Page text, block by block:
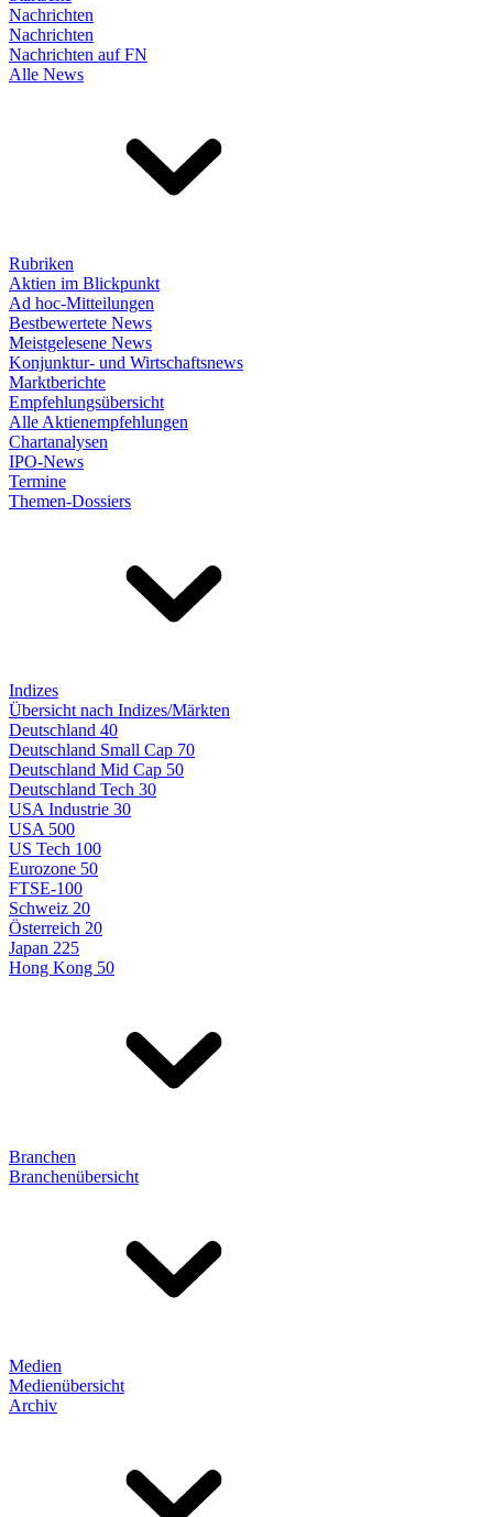
Nachrichten
Nachrichten
Nachrichten auf FN
Alle News
Rubriken
Aktien im Blickpunkt
Ad hoc-Mitteilungen
Bestbewertete News
Meistgelesene News
Konjunktur- und Wirtschaftsnews
Marktberichte
Empfehlungsübersicht
Alle Aktienempfehlungen
Chartanalysen
IPO-News
Termine
Themen-Dossiers
Indizes
Übersicht nach Indizes/Märkten
Deutschland 40
Deutschland Small Cap 70
Deutschland Mid Cap 50
Deutschland Tech 30
USA Industrie 30
USA 500
US Tech 100
Eurozone 50
FTSE-100
Schweiz 20
Österreich 20
Japan 225
Hong Kong 50
Branchen
Branchenübersicht
Medien
Medienübersicht
Archiv